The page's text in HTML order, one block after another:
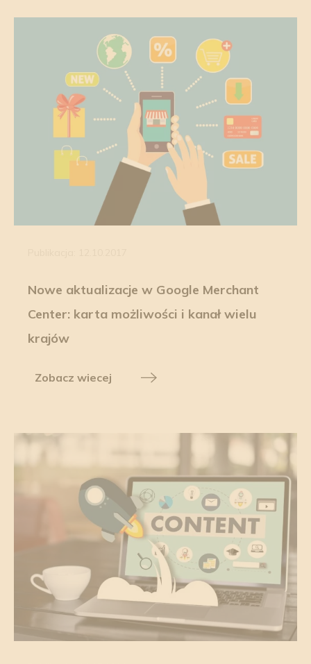
Nowe aktualizacje w Google Merchant
Center: karta możliwości i kanał wielu
krajów
Zobacz wiecej